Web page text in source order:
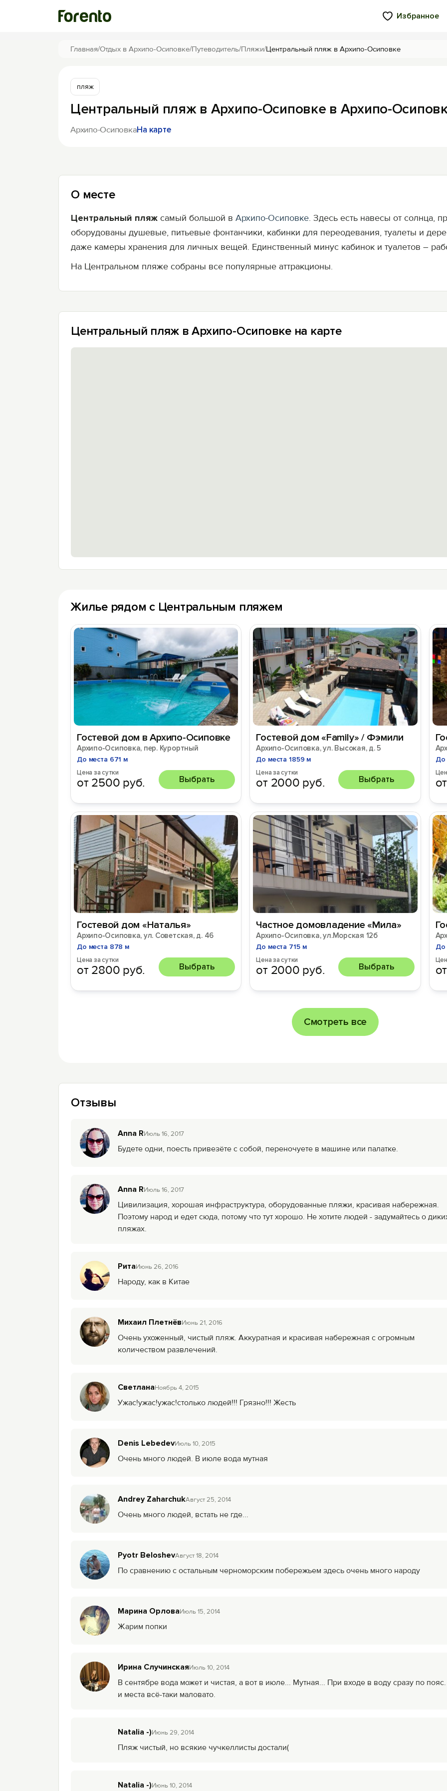
Избранное
Главная/Отдых в Архипо-Осиповке/Путеводитель/Пляжи/Центральный пляж в Архипо-Осиповке
пляж
Центральный пляж в Архипо-Осиповке в Архипо-
Архипо-ОсиповкаНа карте
О месте
Центральный пляж самый большой в Архипо-Осиповке. Здесь есть навесы от солнца,
оборудованы душевые, питьевые фонтанчики, кабинки для переодевания, туалеты и
даже камеры хранения для личных вещей. Единственный минус кабинок и туалетов –
На Центральном пляже собраны все популярные аттракционы.
Центральный пляж в Архипо-Осиповке на карте
Жилье рядом с Центральным пляжем
Гостевой дом в Архипо-Осиповке
Архипо-Осиповка, пер. Курортный
До места 671 м
Цена за сутки
от 2500 руб. Выбрать
Гостевой дом «Family» / Фэмили
Архипо-Осиповка, ул. Высокая, д. 5
До места 1859 м
Цена за сутки
от 2000 руб. Выбрать
До
Гостевой дом «Наталья»
Архипо-Осиповка, ул. Советская, д. 46
До места 878 м
Цена за сутки
от 2800 руб. Выбрать
Частное домовладение «Мила»
Архипо-Осиповка, ул.Морская 12б
До места 715 м
Цена за сутки
от 2000 руб. Выбрать
До
Смотреть все
Отзывы
Anna RИюль 16, 2017
Будете одни, поесть привезёте с собой, переночуете в машине или палатке.
Anna RИюль 16, 2017
Цивилизация, хорошая инфраструктура, оборудованные пляжи, красивая набережная.
Поэтому народ и едет сюда, потому что тут хорошо. Не хотите людей - задумайтесь о
пляжах.
РитаИюнь 26, 2016
Народу, как в Китае
Михаил ПлетнёвИюнь 21, 2016
Очень ухоженный, чистый пляж. Аккуратная и красивая набережная с огромным
количеством развлечений.
СветланаНоябрь 4, 2015
Ужас!ужас!ужас!столько людей!!! Грязно!!! Жесть
Denis LebedevИюль 10, 2015
Очень много людей. В июле вода мутная
Andrey ZaharchukАвгуст 25, 2014
Очень много людей, встать не где...
Pyotr BeloshevАвгуст 18, 2014
По сравнению с остальным черноморским побережьем здесь очень много народу
Марина ОрловаИюль 15, 2014
Жарим попки
Ирина СлучинскаяИюль 10, 2014
В сентябре вода может и чистая, а вот в июле... Мутная... При входе в воду сразу по
и места всё-таки маловато.
Natalia -)Июнь 29, 2014
Пляж чистый, но всякие чучкеллисты достали(
Natalia -)Июнь 10, 2014